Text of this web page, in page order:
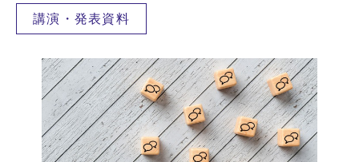
講演・発表資料